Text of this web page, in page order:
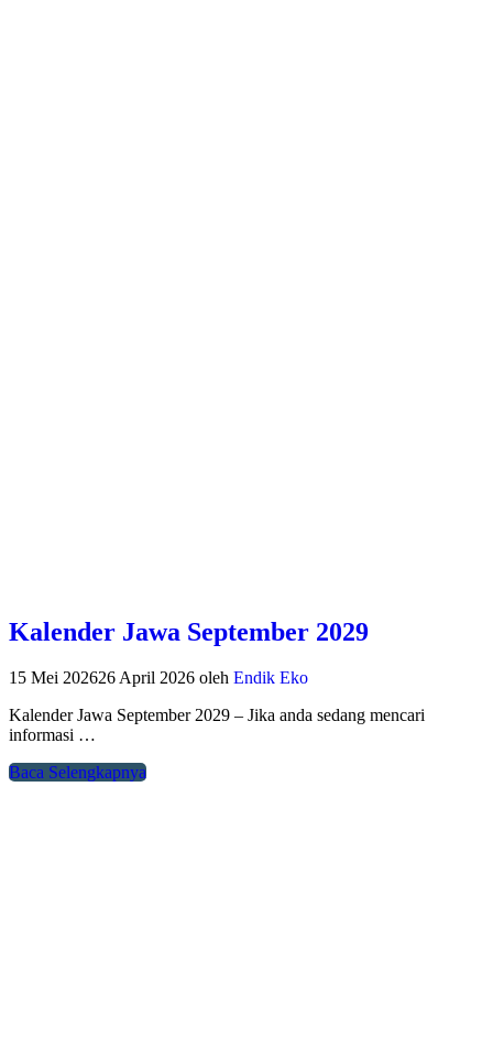
Kalender Jawa September 2029
15 Mei 202626 April 2026 oleh Endik Eko
Kalender Jawa September 2029 – Jika anda sedang mencari
informasi …
Baca Selengkapnya